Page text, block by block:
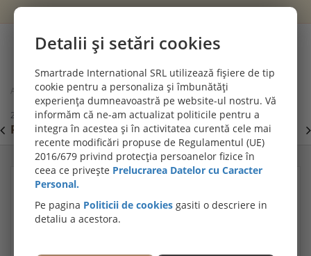
Cont
Acasă
Grinzi din lemn lamelar
Grinda lamelara stratificata BSH; 200x240x13500mm, rasinoase,GL
24h, 200x240SW
PROMOȚII DE IULIE! PARCHET SPC SI LVT: Viziteaza
secțiunea de pardoseli SPC SI LVT
Detalii și setări cookies
Smartrade International SRL utilizează fișiere de tip
cookie pentru a personaliza și îmbunătăți
experiența dumneavoastră pe website-ul nostru. Vă
informăm că ne-am actualizat politicile pentru a
integra în acestea și în activitatea curentă cele mai
recente modificări propuse de Regulamentul (UE)
2016/679 privind protecția persoanelor fizice în
ceea ce privește Prelucrarea Datelor cu Caracter
Personal.
Pe pagina Politicii de cookies gasiti o descriere in
detaliu a acestora.